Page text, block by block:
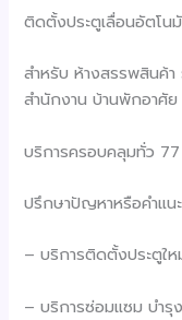
ติดตั้งประตูเลื่อนอัตโน
สำหรับ ห้างสรรพสินค้า
สำนักงาน บ้านพักอาศัย
บริการครอบคลุมทั่ว
ปรึกษาปัญหาหรือคำแนะ
– บริการติดตั้งประตูให
– บริการซ่อมแซม บำรุ